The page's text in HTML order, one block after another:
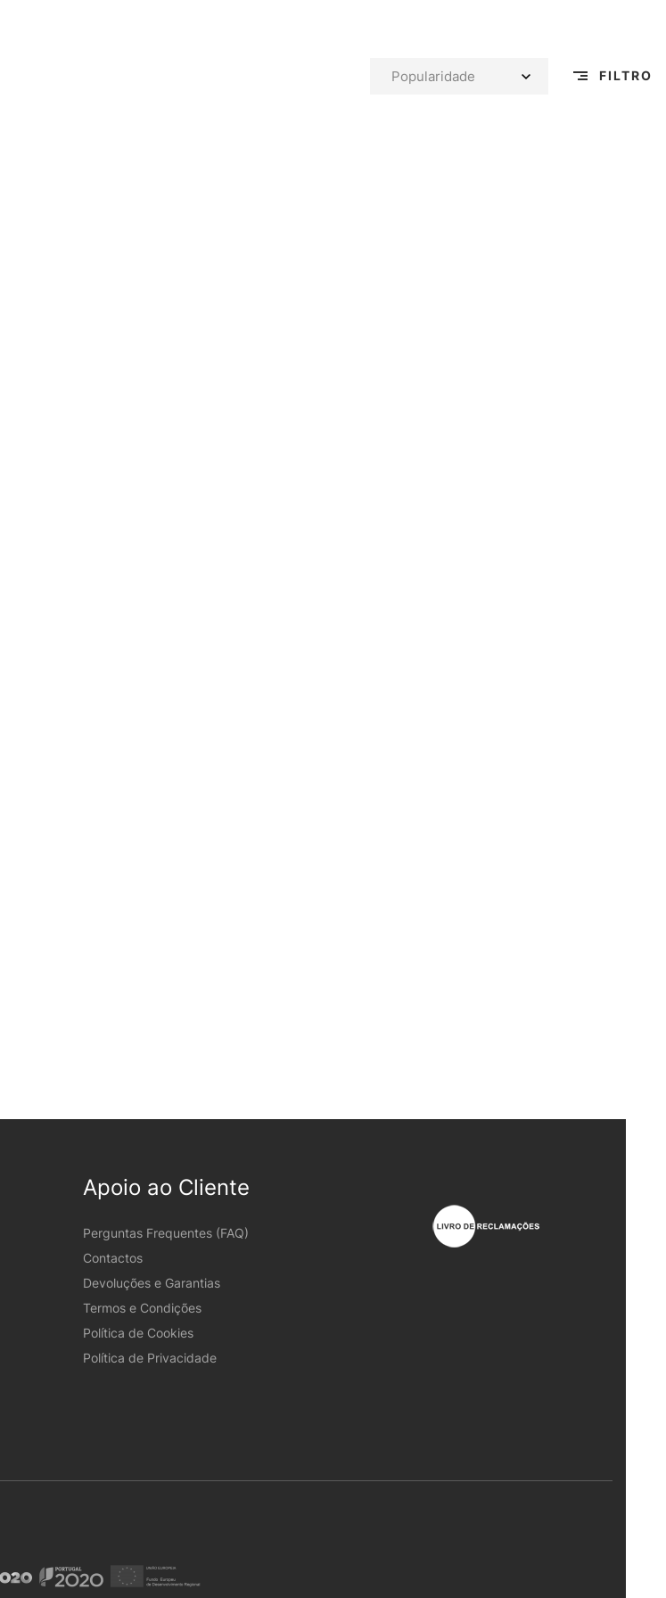
FILTRO
Apoio ao Cliente
Perguntas Frequentes (FAQ)
Contactos
Devoluções e Garantias
Termos e Condições
Política de Cookies
Política de Privacidade